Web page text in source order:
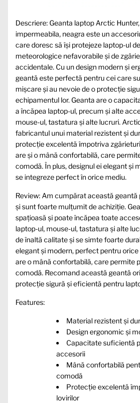
Descriere: Geanta laptop Arctic
impermeabila, neagra este un
care doresc să își protejeze laptop-ul
meteorologice nefavorabile și de
accidentale. Cu un design modern și
geantă este perfectă pentru cei care
mișcare și au nevoie de o protecție
echipamentul lor. Geanta are o
a încăpea laptop-ul, precum și alte
mouse-ul, tastatura și alte lucruri.
fabricantul unui material rezistent și
protecție excelentă împotriva
are și o mână confortabilă, care
comodă. În plus, designul ei elegant și
se integreze perfect în orice mediu.
Review: Am cumpărat această geantă
și sunt foarte mulțumit de achiziție.
spațioasă și poate încăpea toate
laptop-ul, mouse-ul, tastatura și alte
de înaltă calitate și se simte foarte
elegant și modern, perfect pentru orice
are o mână confortabilă, care permite
comodă. Recomand această geantă
protecție sigură și eficientă pentru
Features:
Material rezistent și
Design ergonomic și
Capacitate suficientă
accesorii
Mână confortabilă
comodă
Protecție excelentă
lovirilor